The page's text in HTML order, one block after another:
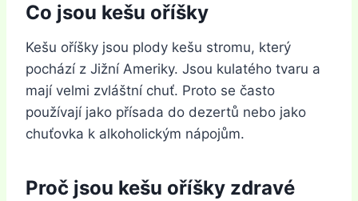
Co jsou kešu oříšky
Kešu oříšky jsou plody kešu stromu, který
pochází z Jižní Ameriky. Jsou kulatého tvaru a
mají velmi zvláštní chuť. Proto se často
používají jako přísada do dezertů nebo jako
chuťovka k alkoholickým nápojům.
Proč jsou kešu oříšky zdravé